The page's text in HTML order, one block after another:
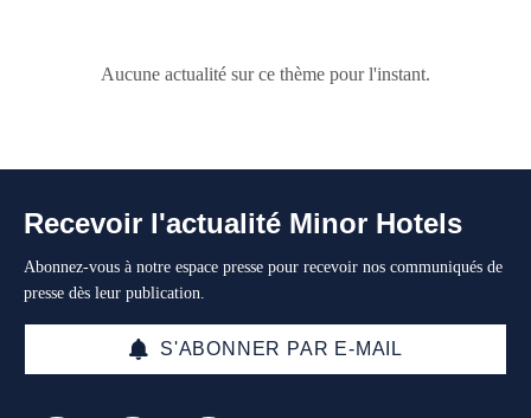
Aucune actualité sur ce thème pour l'instant.
Recevoir l'actualité Minor Hotels
Abonnez-vous à notre espace presse pour recevoir nos communiqués de
presse dès leur publication.
S'ABONNER PAR E-MAIL